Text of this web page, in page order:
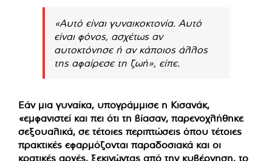
«Αυτό είναι γυναικοκτονία. Αυτό
είναι φόνος, ασχέτως αν
αυτοκτόνησε ή αν κάποιος άλλος
της αφαίρεσε τη ζωή», είπε.
Εάν μια γυναίκα, υπογράμμισε η Κισανάκ,
«εμφανιστεί και πει ότι τη βίασαν, παρενοχλήθηκε
σεξουαλικά, σε τέτοιες περιπτώσεις όπου τέτοιες
πρακτικές εφαρμόζονται παραδοσιακά και οι
κρατικές αρχές, ξεκινώντας από την κυβέρνηση, το